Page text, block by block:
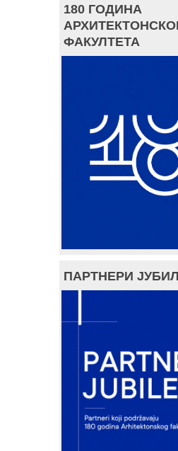
180 ГОДИНА
ФАКУЛТЕТА
ПАРТНЕРИ